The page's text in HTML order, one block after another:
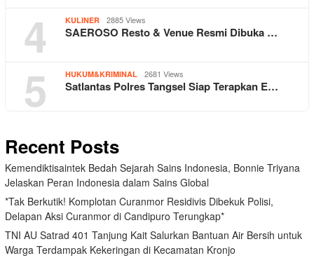
4
KULINER 2885 Views
SAEROSO Resto & Venue Resmi Dibuka …
5 HUKUM&KRIMINAL 2681 Views
Satlantas Polres Tangsel Siap Terapkan E…
Recent Posts
Kemendiktisaintek Bedah Sejarah Sains Indonesia, Bonnie Triyana
Jelaskan Peran Indonesia dalam Sains Global
*Tak Berkutik! Komplotan Curanmor Residivis Dibekuk Polisi,
Delapan Aksi Curanmor di Candipuro Terungkap*
TNI AU Satrad 401 Tanjung Kait Salurkan Bantuan Air Bersih untuk
Warga Terdampak Kekeringan di Kecamatan Kronjo